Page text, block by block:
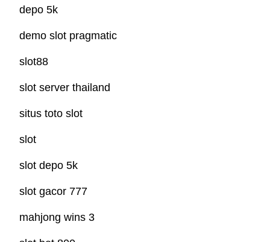
depo 5k
demo slot pragmatic
slot88
slot server thailand
situs toto slot
slot
slot depo 5k
slot gacor 777
mahjong wins 3